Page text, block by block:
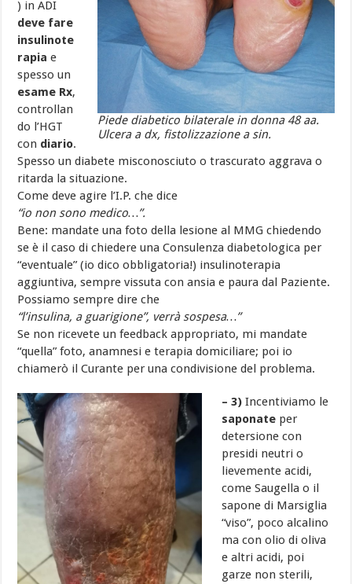
Piede diabetico bilaterale in donna 48 aa.
Ulcera a dx, fistolizzazione a sin.
) in ADI
deve fare
insulinote
rapiae
spesso un
esame Rx,
controllan
do l’HGT
con diario.
Spesso un diabete misconosciuto o trascurato aggrava o
ritarda la situazione.
Come deve agire l’I.P. che dice
“io non sono medico…”.
Bene: mandate una foto della lesione al MMG chiedendo
se è il caso di chiedere una Consulenza diabetologica per
“eventuale” (io dico obbligatoria!) insulinoterapia
aggiuntiva, sempre vissuta con ansia e paura dal Paziente.
Possiamo sempre dire che
“l’insulina, a guarigione”, verrà sospesa…”
Se non ricevete un feedback appropriato, mi mandate
“quella” foto, anamnesi e terapia domiciliare; poi io
chiamerò il Curante per una condivisione del problema.
– 3) Incentiviamo le
saponate per
detersione con
presidi neutri o
lievemente acidi,
come Saugella o il
sapone di Marsiglia
“viso”, poco alcalino
ma con olio di oliva
e altri acidi, poi
garze non sterili,